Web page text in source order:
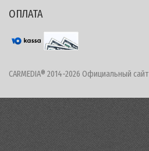
ОПЛАТА
CARMEDIA® 2014-2026 Официальный сайт